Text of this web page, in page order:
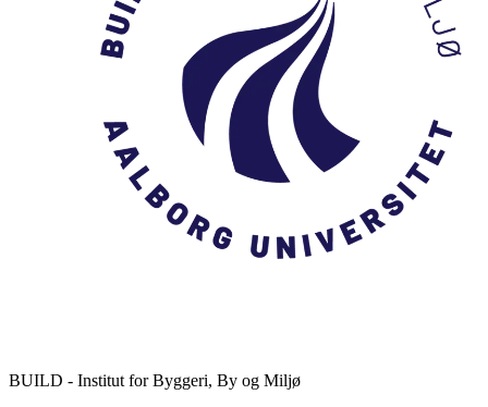
BUILD - Institut for Byggeri, By og Miljø